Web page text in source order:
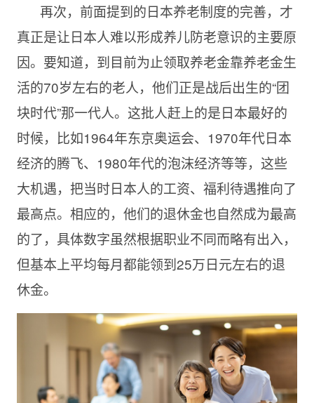
再次，前面提到的日本养老制度的完善，才
真正是让日本人难以形成养儿防老意识的主要原
因。要知道，到目前为止领取养老金靠养老金生
活的70岁左右的老人，他们正是战后出生的“团
块时代”那一代人。这批人赶上的是日本最好的
时候，比如1964年东京奥运会、1970年代日本
经济的腾飞、1980年代的泡沫经济等等，这些
大机遇，把当时日本人的工资、福利待遇推向了
最高点。相应的，他们的退休金也自然成为最高
的了，具体数字虽然根据职业不同而略有出入，
但基本上平均每月都能领到25万日元左右的退
休金。